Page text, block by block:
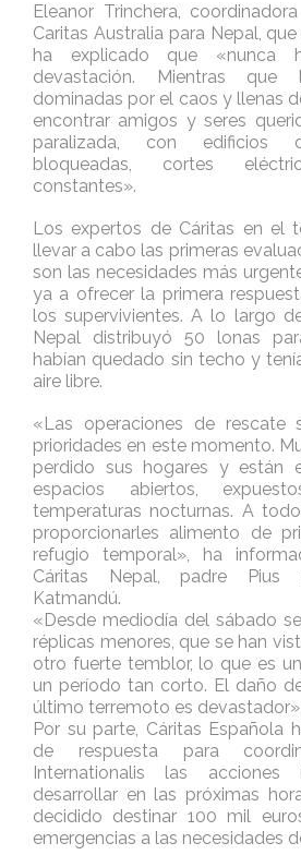
Eleanor Trinchera,
Caritas Australia para Nepal,
ha explicado que «nunca
devastación. Mientras
dominadas por el caos y llenas
encontrar amigos y seres
paralizada, con edificios
bloqueadas, cortes
constantes».
Los expertos de Cáritas en el
llevar a cabo las primeras
son las necesidades más
ya a ofrecer la primera
los supervivientes. A lo largo
Nepal distribuyó 50 lonas
habían quedado sin techo y
aire libre.
«Las operaciones de rescate
prioridades en este momento.
perdido sus hogares y están
espacios abiertos,
temperaturas nocturnas. A
proporcionarles alimento de
refugio temporal», ha
Cáritas Nepal, padre Pius
Katmandú.
«Desde mediodía del sábado
réplicas menores, que se han
otro fuerte temblor, lo que es
un período tan corto. El daño
último terremoto es
Por su parte, Cáritas Española
de respuesta para
Internationalis las
desarrollar en las próximas
decidido destinar 100 mil
emergencias a las necesidades